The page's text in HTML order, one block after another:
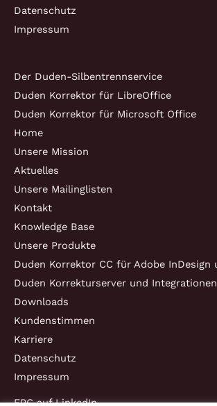
Datenschutz
Impressum
Der Duden-Silbentrennservice
Duden Korrektor für LibreOffice
Duden Korrektor für Microsoft Office
Home
Unsere Mission
Aktuelles
Unsere Mailinglisten
Kontakt
Knowledge Base
Unsere Produkte
Duden Korrektor CC für Adobe InDesign
Duden Korrekturserver und Integrationen
Downloads
Kundenstimmen
Karriere
Datenschutz
Impressum
EPC auf LinkedIn